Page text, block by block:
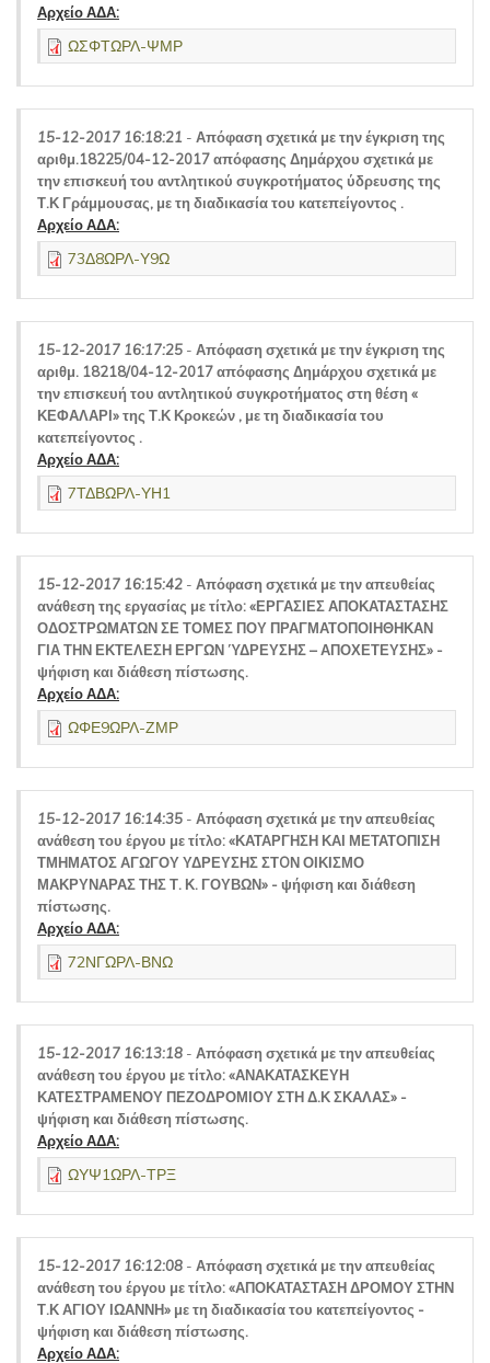
Αρχείο ΑΔΑ:
ΩΣΦΤΩΡΛ-ΨΜΡ
15-12-2017 16:18:21 - Απόφαση σχετικά με την έγκριση της
αριθμ.18225/04-12-2017 απόφασης Δημάρχου σχετικά με
την επισκευή του αντλητικού συγκροτήματος ύδρευσης της
Τ.Κ Γράμμουσας, με τη διαδικασία του κατεπείγοντος .
Αρχείο ΑΔΑ:
73Δ8ΩΡΛ-Υ9Ω
15-12-2017 16:17:25 - Απόφαση σχετικά με την έγκριση της
αριθμ. 18218/04-12-2017 απόφασης Δημάρχου σχετικά με
την επισκευή του αντλητικού συγκροτήματος στη θέση «
ΚΕΦΑΛΑΡΙ» της Τ.Κ Κροκεών , με τη διαδικασία του
κατεπείγοντος .
Αρχείο ΑΔΑ:
7ΤΔΒΩΡΛ-ΥΗ1
15-12-2017 16:15:42 - Απόφαση σχετικά με την απευθείας
ανάθεση της εργασίας με τίτλο: «ΕΡΓΑΣΙΕΣ ΑΠΟΚΑΤΑΣΤΑΣΗΣ
ΟΔΟΣΤΡΩΜΑΤΩΝ ΣΕ ΤΟΜΕΣ ΠΟΥ ΠΡΑΓΜΑΤΟΠΟΙΗΘΗΚΑΝ
ΓΙΑ ΤΗΝ ΕΚΤΕΛΕΣΗ ΕΡΓΩΝ ΎΔΡΕΥΣΗΣ – ΑΠΟΧΕΤΕΥΣΗΣ» -
ψήφιση και διάθεση πίστωσης.
Αρχείο ΑΔΑ:
ΩΦΕ9ΩΡΛ-ΖΜΡ
15-12-2017 16:14:35 - Απόφαση σχετικά με την απευθείας
ανάθεση του έργου με τίτλο: «ΚΑΤΑΡΓΗΣΗ ΚΑΙ ΜΕΤΑΤΟΠΙΣΗ
ΤΜΗΜΑΤΟΣ ΑΓΩΓΟΥ ΥΔΡΕΥΣΗΣ ΣΤOΝ ΟΙΚΙΣΜΟ
ΜΑΚΡΥΝΑΡΑΣ ΤΗΣ Τ. Κ. ΓΟΥΒΩΝ» - ψήφιση και διάθεση
πίστωσης.
Αρχείο ΑΔΑ:
72ΝΓΩΡΛ-ΒΝΩ
15-12-2017 16:13:18 - Απόφαση σχετικά με την απευθείας
ανάθεση του έργου με τίτλο: «ΑΝΑΚΑΤΑΣΚΕΥΗ
ΚΑΤΕΣΤΡΑΜΕΝΟΥ ΠΕΖΟΔΡΟΜΙΟΥ ΣΤΗ Δ.Κ ΣΚΑΛΑΣ» -
ψήφιση και διάθεση πίστωσης.
Αρχείο ΑΔΑ:
ΩΥΨ1ΩΡΛ-ΤΡΞ
15-12-2017 16:12:08 - Απόφαση σχετικά με την απευθείας
ανάθεση του έργου με τίτλο: «ΑΠΟΚΑΤΑΣΤΑΣΗ ΔΡΟΜΟΥ ΣΤΗΝ
Τ.Κ ΑΓΙΟΥ ΙΩΑΝΝΗ» με τη διαδικασία του κατεπείγοντος -
ψήφιση και διάθεση πίστωσης.
Αρχείο ΑΔΑ: